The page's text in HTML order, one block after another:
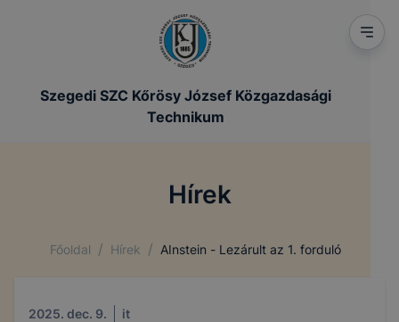
Szegedi SZC Kőrösy József Közgazdasági
Technikum
Hírek
Főoldal / Hírek / AInstein - Lezárult az 1. forduló
2025. dec. 9. it